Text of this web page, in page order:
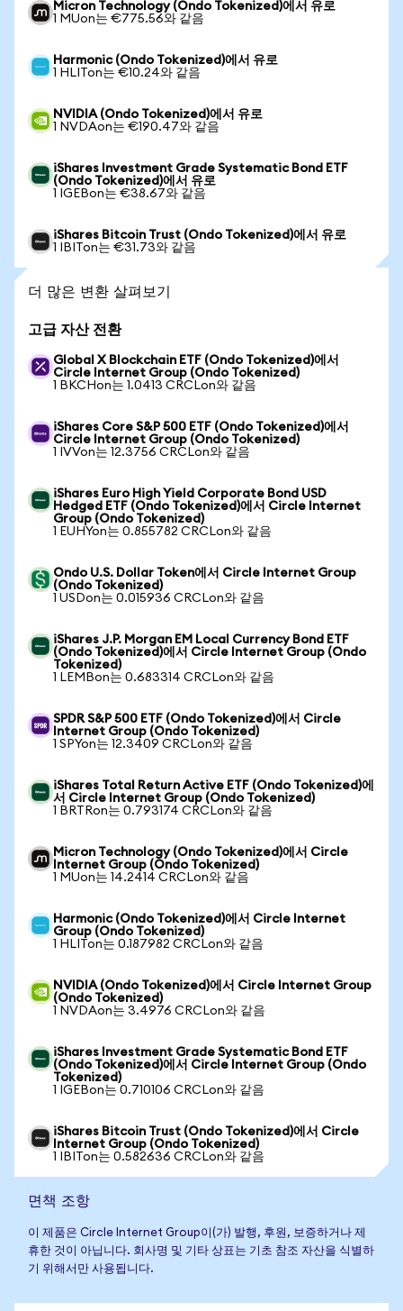
Micron Technology (Ondo Tokenized)에서 유로
1 MUon는 €775.56와 같음
Harmonic (Ondo Tokenized)에서 유로
1 HLITon는 €10.24와 같음
NVIDIA (Ondo Tokenized)에서 유로
1 NVDAon는 €190.47와 같음
iShares Investment Grade Systematic Bond ETF
(Ondo Tokenized)에서 유로
1 IGEBon는 €38.67와 같음
iShares Bitcoin Trust (Ondo Tokenized)에서 유로
1 IBITon는 €31.73와 같음
더 많은 변환 살펴보기
고급 자산 전환
Global X Blockchain ETF (Ondo Tokenized)에서
Circle Internet Group (Ondo Tokenized)
1 BKCHon는 1.0413 CRCLon와 같음
iShares Core S&P 500 ETF (Ondo Tokenized)에서
Circle Internet Group (Ondo Tokenized)
1 IVVon는 12.3756 CRCLon와 같음
iShares Euro High Yield Corporate Bond USD
Hedged ETF (Ondo Tokenized)에서 Circle Internet
Group (Ondo Tokenized)
1 EUHYon는 0.855782 CRCLon와 같음
Ondo U.S. Dollar Token에서 Circle Internet Group
(Ondo Tokenized)
1 USDon는 0.015936 CRCLon와 같음
iShares J.P. Morgan EM Local Currency Bond ETF
(Ondo Tokenized)에서 Circle Internet Group (Ondo
Tokenized)
1 LEMBon는 0.683314 CRCLon와 같음
SPDR S&P 500 ETF (Ondo Tokenized)에서 Circle
Internet Group (Ondo Tokenized)
1 SPYon는 12.3409 CRCLon와 같음
iShares Total Return Active ETF (Ondo Tokenized)에
서 Circle Internet Group (Ondo Tokenized)
1 BRTRon는 0.793174 CRCLon와 같음
Micron Technology (Ondo Tokenized)에서 Circle
Internet Group (Ondo Tokenized)
1 MUon는 14.2414 CRCLon와 같음
Harmonic (Ondo Tokenized)에서 Circle Internet
Group (Ondo Tokenized)
1 HLITon는 0.187982 CRCLon와 같음
NVIDIA (Ondo Tokenized)에서 Circle Internet Group
(Ondo Tokenized)
1 NVDAon는 3.4976 CRCLon와 같음
iShares Investment Grade Systematic Bond ETF
(Ondo Tokenized)에서 Circle Internet Group (Ondo
Tokenized)
1 IGEBon는 0.710106 CRCLon와 같음
iShares Bitcoin Trust (Ondo Tokenized)에서 Circle
Internet Group (Ondo Tokenized)
1 IBITon는 0.582636 CRCLon와 같음
면책 조항
이 제품은 Circle Internet Group이(가) 발행, 후원, 보증하거나 제
휴한 것이 아닙니다. 회사명 및 기타 상표는 기초 참조 자산을 식별하
기 위해서만 사용됩니다.